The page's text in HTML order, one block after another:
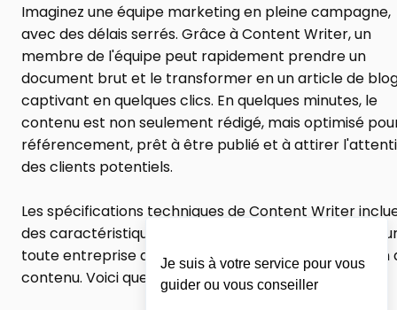
Imaginez une équipe marketing en pleine campagne,
avec des délais serrés. Grâce à Content Writer, un
membre de l'équipe peut rapidement prendre un
document brut et le transformer en un article de
captivant en quelques clics. En quelques minutes, le
contenu est non seulement rédigé, mais optimisé
référencement, prêt à être publié et à attirer
des clients potentiels.
Les spécifications techniques de Content Writer
des caractéristiques qui le rendent indispensable
toute entreprise désireuse d'améliorer sa production
contenu. Voici quelques points clés :
Je suis à votre service pour vous
guider ou vous conseiller